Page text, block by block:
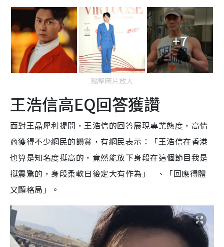
+7
點擊圖片放大
王浩信高EQ回答獲讚
面對王晶犀利提問，王浩信的回答展現專業態度，高情
商獲得不少網民的讚賞，有網民表示：「王浩信在香港
也算是知名度挺高的，竟然能放下身段在這個節目我是
挺震驚的，身段柔軟日後定大有作為」 、「回應得體
又顯格局」。